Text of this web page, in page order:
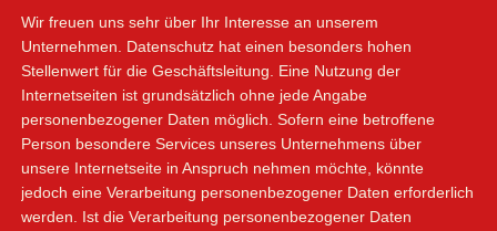
Wir freuen uns sehr über Ihr Interesse an unserem
Unternehmen. Datenschutz hat einen besonders hohen
Stellenwert für die Geschäftsleitung. Eine Nutzung der
Internetseiten ist grundsätzlich ohne jede Angabe
personenbezogener Daten möglich. Sofern eine betroffene
Person besondere Services unseres Unternehmens über
unsere Internetseite in Anspruch nehmen möchte, könnte
jedoch eine Verarbeitung personenbezogener Daten erforderlich
werden. Ist die Verarbeitung personenbezogener Daten